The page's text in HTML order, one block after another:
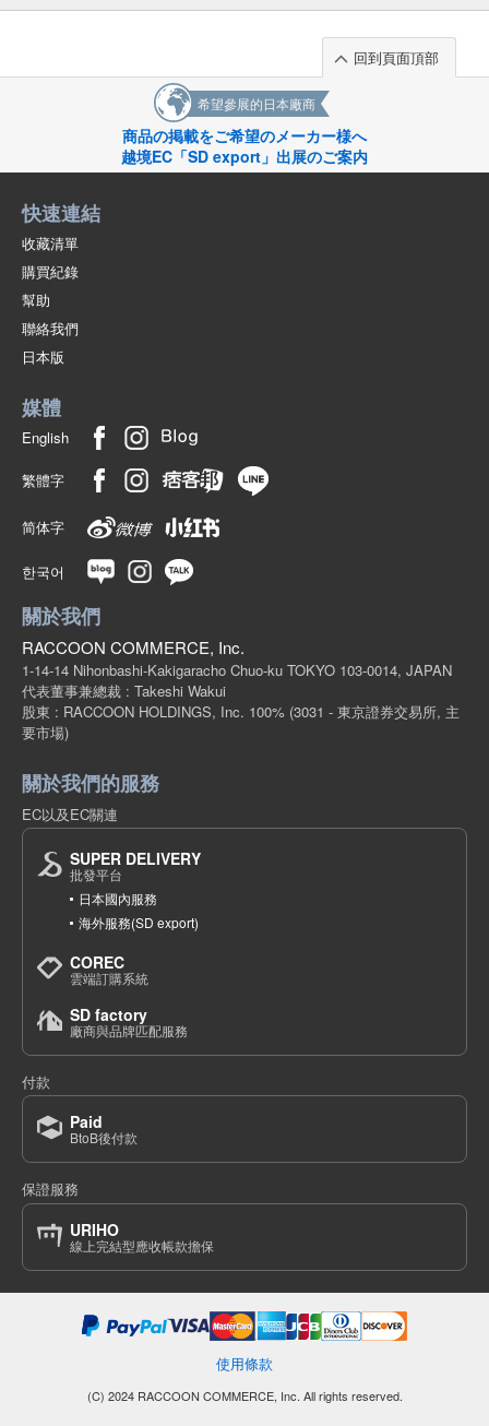
回到頁面頂部
希望參展的日本廠商
商品の掲載をご希望のメーカー様へ
越境EC「SD export」出展のご案内
快速連結
收藏清單
購買紀錄
幫助
聯絡我們
日本版
媒體
English
繁體字
简体字
한국어
關於我們
RACCOON COMMERCE, Inc.
1-14-14 Nihonbashi-Kakigaracho Chuo-ku TOKYO 103-0014, JAPAN
代表董事兼總裁 : Takeshi Wakui
股東 : RACCOON HOLDINGS, Inc. 100% (3031 - 東京證券交易所, 主
要市場)
關於我們的服務
EC以及EC關連
SUPER DELIVERY
批發平台
日本國內服務
海外服務(SD export)
COREC
雲端訂購系統
SD factory
廠商與品牌匹配服務
付款
Paid
BtoB後付款
保證服務
URIHO
線上完結型應收帳款擔保
使用條款
(C) 2024 RACCOON COMMERCE, Inc. All rights reserved.